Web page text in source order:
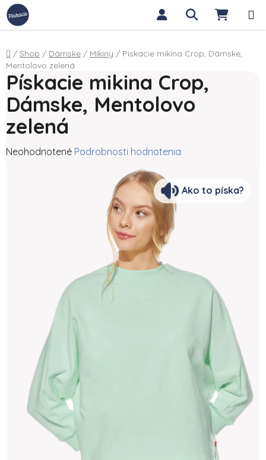
Prejsť na obsah Hľadať
Domov
/ Shop / Dámske / Mikiny / Pískacie mikina Crop, Dámske,
Mentolovo zelená
Pískacie mikina Crop,
Dámske, Mentolovo
zelená
Priemerné hodnotenie produktu je 0,0 z 5 hviezdičiek.
Neohodnotené Podrobnosti hodnotenia
Ako to píska?